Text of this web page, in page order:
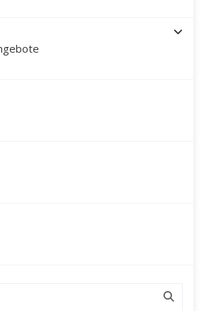
Ihr Weg zu
die über klassische
Umgebung sowie